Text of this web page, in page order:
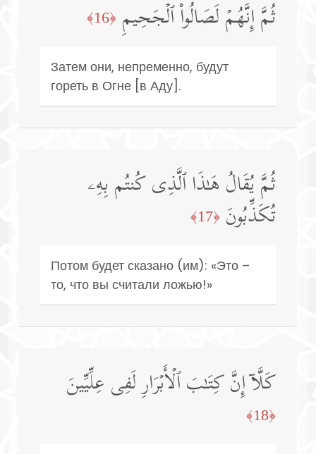
ثُمَّ إِنَّهُمۡ لَصَالُوا۟ ٱلۡجَحِیمِ ﴿16﴾
Затем они, непременно, будут
гореть в Огне [в Аду].
ثُمَّ یُقَالُ هَـٰذَا ٱلَّذِی كُنتُم بِهِۦ
تُكَذِّبُونَ ﴿17﴾
Потом будет сказано (им): «Это –
то, что вы считали ложью!»
كَلَّاۤ إِنَّ كِتَـٰبَ ٱلۡأَبۡرَارِ لَفِی عِلِّیِّینَ
﴿18﴾